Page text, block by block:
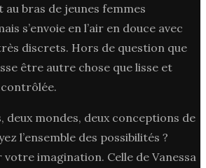
bras de jeunes femmes
s’envoie en l’air en douce avec
discrets. Hors de question que
être autre chose que lisse et
deux mondes, deux conceptions de
l’ensemble des possibilités ?
votre imagination. Celle de Vanessa